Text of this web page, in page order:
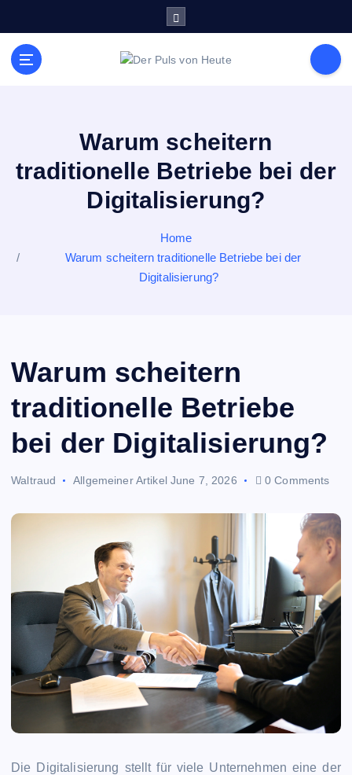
Warum scheitern
traditionelle Betriebe bei der
Digitalisierung?
Home
Warum scheitern traditionelle Betriebe bei der
Digitalisierung?
Warum scheitern
traditionelle Betriebe
bei der Digitalisierung?
Waltraud Allgemeiner Artikel June 7, 2026 0 Comments
Die Digitalisierung stellt für viele Unternehmen eine der